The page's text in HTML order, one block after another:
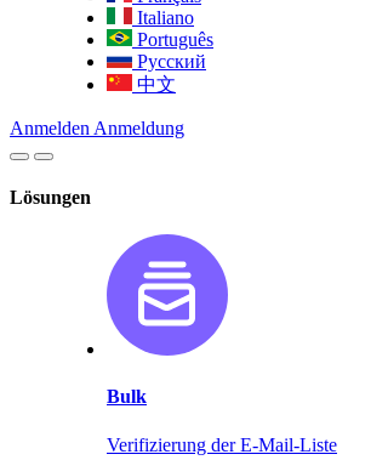
Italiano
Português
Русский
中文
Anmelden Anmeldung
Lösungen
Bulk
Verifizierung der E-Mail-Liste